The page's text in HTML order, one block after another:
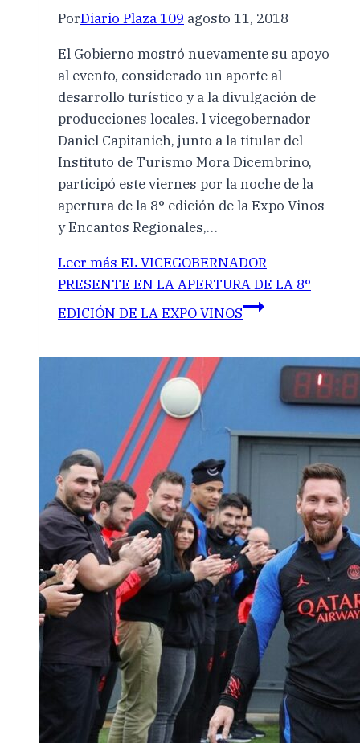
PorDiario Plaza 109 agosto 11, 2018
El Gobierno mostró nuevamente su apoyo
al evento, considerado un aporte al
desarrollo turístico y a la divulgación de
producciones locales. l vicegobernador
Daniel Capitanich, junto a la titular del
Instituto de Turismo Mora Dicembrino,
participó este viernes por la noche de la
apertura de la 8° edición de la Expo Vinos
y Encantos Regionales,…
Leer más EL VICEGOBERNADOR
PRESENTE EN LA APERTURA DE LA 8°
EDICIÓN DE LA EXPO VINOS